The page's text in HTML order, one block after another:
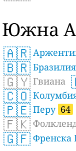
Южна
🇦🇷
🇧🇷 Бразилия
🇬🇾 Гвиана
🇨🇴
🇵🇪 Перу 64
🇫🇰
🇬🇫 Френска